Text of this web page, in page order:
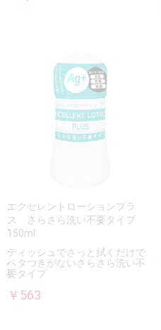
エクセレントローションプラ
ス さらさら洗い不要タイプ
150ml
ティッシュでさっと拭くだけで
ベタつきがないさらさら洗い不
要タイプ
￥563